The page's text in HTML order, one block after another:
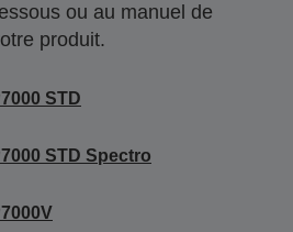
ou au manuel de
produit.
STD
STD Spectro